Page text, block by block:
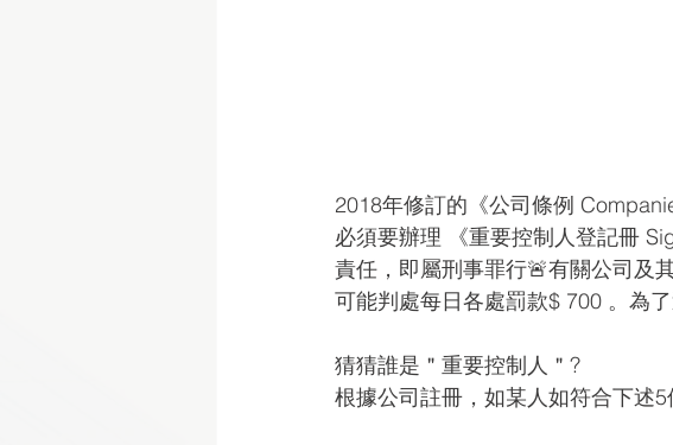
2018年修訂的《公司條例
必須要辦理 《重要控制人登記冊
責任，即屬刑事罪行🚨有關公司及
可能判處每日各處罰款$ 700 。為
猜猜誰是＂重要控制人＂?
根據公司註冊，如某人如符合下述